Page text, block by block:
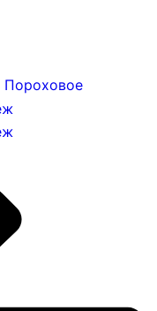
Пороховое